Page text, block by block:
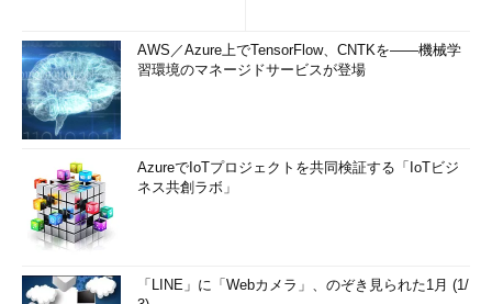
AWS／Azure上でTensorFlow、CNTKを――機械学
習環境のマネージドサービスが登場
AzureでIoTプロジェクトを共同検証する「IoTビジ
ネス共創ラボ」
「LINE」に「Webカメラ」、のぞき見られた1月 (1/